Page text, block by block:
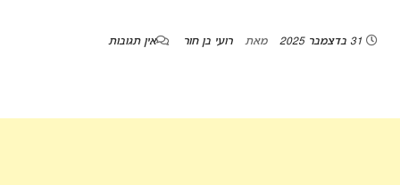
מאת רועי בן חור אין תגובות